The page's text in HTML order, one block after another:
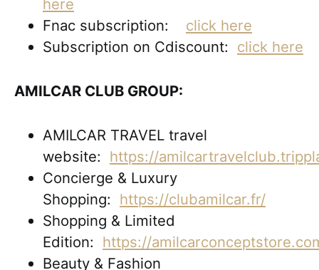
here
Fnac subscription: click here
Subscription on Cdiscount: click here
AMILCAR CLUB GROUP:
AMILCAR TRAVEL travel
website: https://
Concierge & Luxury
Shopping: https://clubamilcar.fr/
Shopping & Limited
Edition: https://
Beauty & Fashion